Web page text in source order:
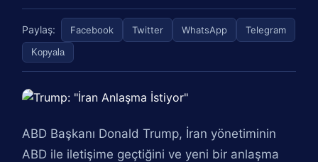
Paylaş: Facebook Twitter WhatsApp Telegram
Kopyala
ABD Başkanı Donald Trump, İran yönetiminin
ABD ile iletişime geçtiğini ve yeni bir anlaşma